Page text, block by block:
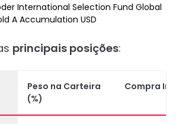
International Selection Fund Global
A Accumulation USD
principais posições:
Peso na Carteira
(%)
Compra